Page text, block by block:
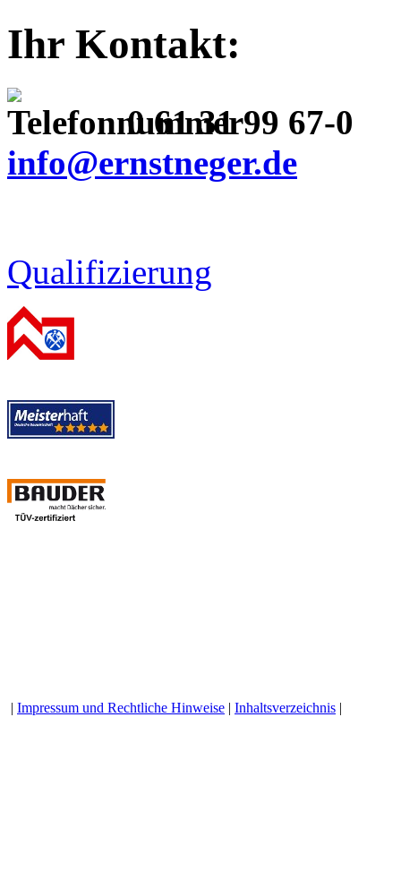
Ihr Kontakt:
0 61 31 99 67-0
info@ernstneger.de
Qualifizierung
| Impressum und Rechtliche Hinweise | Inhaltsverzeichnis |